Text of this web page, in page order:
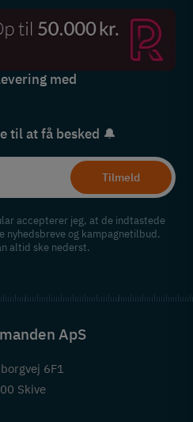
med
til at få besked 🔔
Tilmeld
accepterer jeg, at de indtastede
nyhedsbreve og kampagnetilbud.
altid ske nederst.
ApS
6F1
Skive